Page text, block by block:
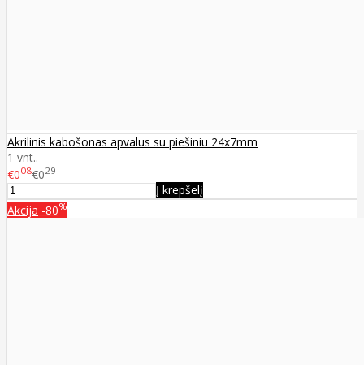
Akrilinis kabošonas apvalus su piešiniu 24x7mm
1 vnt..
€008€029
Į krepšelį
Akcija -80%